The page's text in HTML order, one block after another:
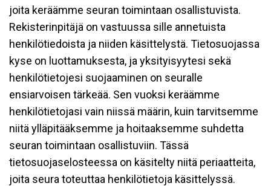
joita keräämme seuran toimintaan osallistuvista.
Rekisterinpitäjä on vastuussa sille annetuista
henkilötiedoista ja niiden käsittelystä. Tietosuojassa
kyse on luottamuksesta, ja yksityisyytesi sekä
henkilötietojesi suojaaminen on seuralle
ensiarvoisen tärkeää. Sen vuoksi keräämme
henkilötietojasi vain niissä määrin, kuin tarvitsemme
niitä ylläpitääksemme ja hoitaaksemme suhdetta
seuran toimintaan osallistuviin. Tässä
tietosuojaselosteessa on käsitelty niitä periaatteita,
joita seura toteuttaa henkilötietoja käsittelyssä.